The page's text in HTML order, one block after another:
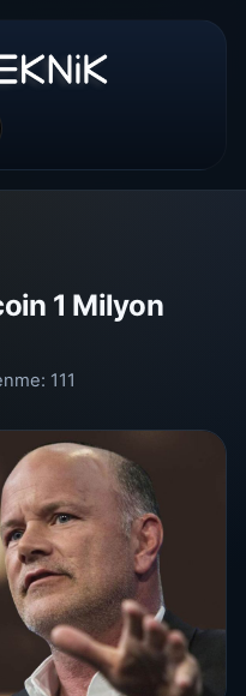
1 Milyon
111